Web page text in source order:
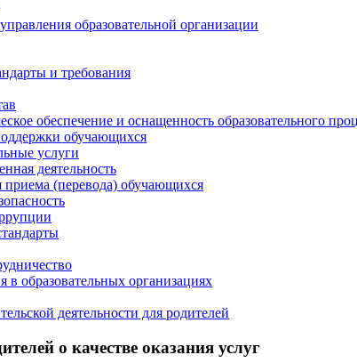
образовательной организации
и требования
обеспечение и оснащенность образовательного
обучающихся
услуги
деятельность
приема (перевода) обучающихся
в образовательных организациях
деятельности для родителей
о качестве оказания услуг